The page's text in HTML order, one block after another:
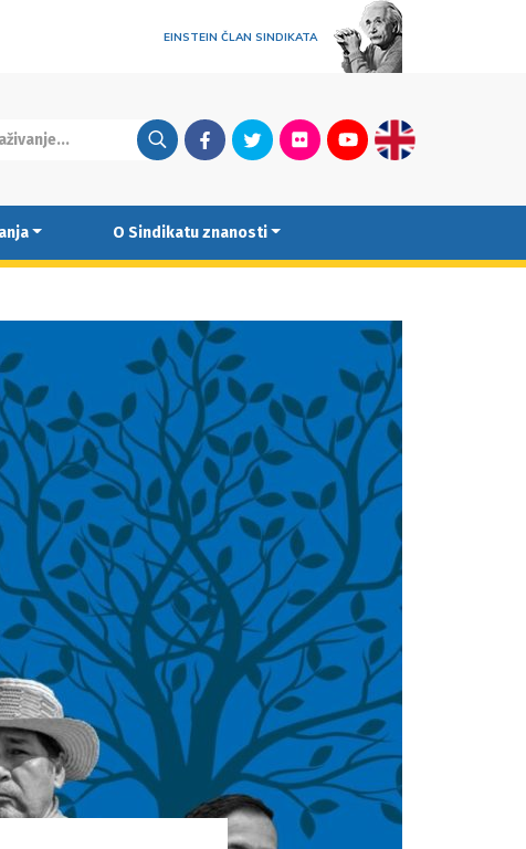
EINSTEIN ČLAN SINDIKATA
FacebookTwitterFlickrYoutubeEnglish
O Sindikatu znanosti